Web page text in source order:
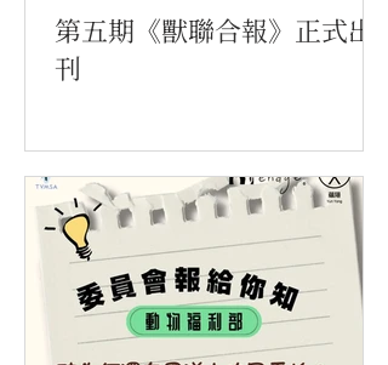
第五期《獸聯合報》正式出
刊